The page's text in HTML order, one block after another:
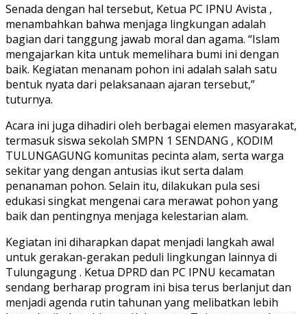
Senada dengan hal tersebut, Ketua PC IPNU Avista ,
menambahkan bahwa menjaga lingkungan adalah
bagian dari tanggung jawab moral dan agama. “Islam
mengajarkan kita untuk memelihara bumi ini dengan
baik. Kegiatan menanam pohon ini adalah salah satu
bentuk nyata dari pelaksanaan ajaran tersebut,”
tuturnya.
Acara ini juga dihadiri oleh berbagai elemen masyarakat,
termasuk siswa sekolah SMPN 1 SENDANG , KODIM
TULUNGAGUNG komunitas pecinta alam, serta warga
sekitar yang dengan antusias ikut serta dalam
penanaman pohon. Selain itu, dilakukan pula sesi
edukasi singkat mengenai cara merawat pohon yang
baik dan pentingnya menjaga kelestarian alam.
Kegiatan ini diharapkan dapat menjadi langkah awal
untuk gerakan-gerakan peduli lingkungan lainnya di
Tulungagung . Ketua DPRD dan PC IPNU kecamatan
sendang berharap program ini bisa terus berlanjut dan
menjadi agenda rutin tahunan yang melibatkan lebih